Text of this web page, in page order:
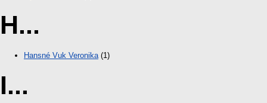
H...
Hansné Vuk Veronika (1)
I...